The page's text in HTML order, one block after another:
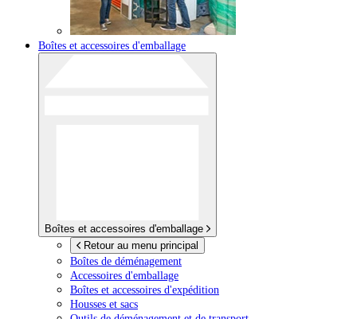
Boîtes et accessoires d'emballage
Boîtes et accessoires d'emballage
Retour au menu principal
Boîtes de déménagement
Accessoires d'emballage
Boîtes et accessoires d'expédition
Housses et sacs